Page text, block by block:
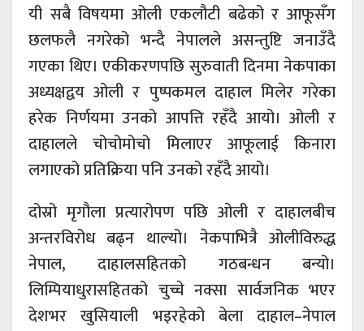
यी सबै विषयमा ओली एकलौटी बढेको र आफूसँग
छलफलै नगरेको भन्दै नेपालले असन्तुष्टि जनाउँदै
गएका थिए। एकीकरणपछि सुरुवाती दिनमा नेकपाका
अध्यक्षद्वय ओली र पुष्पकमल दाहाल मिलेर गरेका
हरेक निर्णयमा उनको आपत्ति रहँदै आयो। ओली र
दाहालले चोचोमोचो मिलाएर आफूलाई किनारा
लगाएको प्रतिक्रिया पनि उनको रहँदै आयो।
दोस्रो मृगौला प्रत्यारोपण पछि ओली र दाहालबीच
अन्तरविरोध बढ्न थाल्यो। नेकपाभित्रै ओलीविरुद्ध
नेपाल, दाहालसहितको गठबन्धन बन्यो।
लिम्पियाधुरासहितको चुच्चे नक्सा सार्वजनिक भएर
देशभर खुसियाली भइरहेको बेला दाहाल–नेपाल